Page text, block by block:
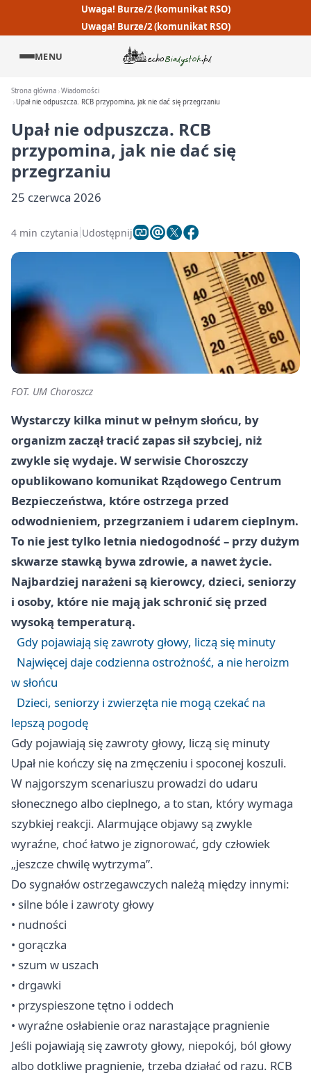
Uwaga! Burze/2 (komunikat RSO)
Uwaga! Burze/2 (komunikat RSO)
MENU
Strona główna Wiadomości
Upał nie odpuszcza. RCB przypomina, jak nie dać się przegrzaniu
Upał nie odpuszcza. RCB
przypomina, jak nie dać się
przegrzaniu
25 czerwca 2026
4 min czytania Udostępnij
FOT. UM Choroszcz
Wystarczy kilka minut w pełnym słońcu, by
organizm zaczął tracić zapas sił szybciej, niż
zwykle się wydaje. W serwisie Choroszczy
opublikowano komunikat Rządowego Centrum
Bezpieczeństwa, które ostrzega przed
odwodnieniem, przegrzaniem i udarem cieplnym.
To nie jest tylko letnia niedogodność – przy dużym
skwarze stawką bywa zdrowie, a nawet życie.
Najbardziej narażeni są kierowcy, dzieci, seniorzy
i osoby, które nie mają jak schronić się przed
wysoką temperaturą.
Gdy pojawiają się zawroty głowy, liczą się minuty
Najwięcej daje codzienna ostrożność, a nie heroizm
w słońcu
Dzieci, seniorzy i zwierzęta nie mogą czekać na
lepszą pogodę
Gdy pojawiają się zawroty głowy, liczą się minuty
Upał nie kończy się na zmęczeniu i spoconej koszuli.
W najgorszym scenariuszu prowadzi do udaru
słonecznego albo cieplnego, a to stan, który wymaga
szybkiej reakcji. Alarmujące objawy są zwykle
wyraźne, choć łatwo je zignorować, gdy człowiek
„jeszcze chwilę wytrzyma”.
Do sygnałów ostrzegawczych należą między innymi:
• silne bóle i zawroty głowy
• nudności
• gorączka
• szum w uszach
• drgawki
• przyspieszone tętno i oddech
• wyraźne osłabienie oraz narastające pragnienie
Jeśli pojawiają się zawroty głowy, niepokój, ból głowy
albo dotkliwe pragnienie, trzeba działać od razu. RCB